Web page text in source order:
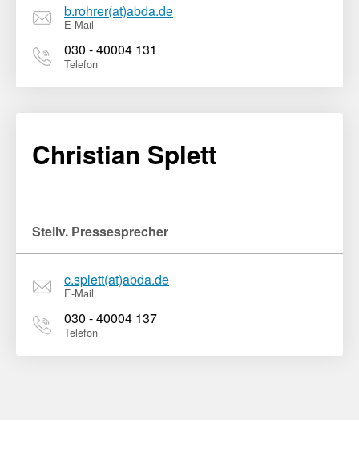
b.rohrer(at)abda.de
E-Mail
030 - 40004 131
Telefon
Christian Splett
Stellv. Pressesprecher
c.splett(at)abda.de
E-Mail
030 - 40004 137
Telefon